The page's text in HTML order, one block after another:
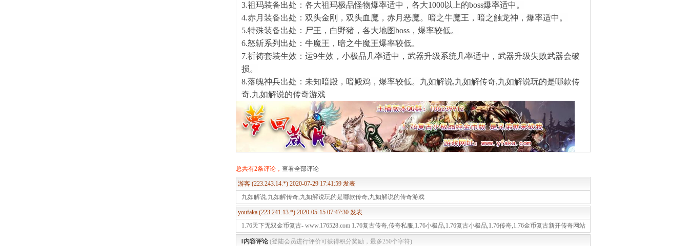
3.祖玛装备出处：各大祖玛极品怪物爆率适中，各大1000以上的boss爆率适中。
4.赤月装备出处：双头金刚，双头血魔，赤月恶魔。暗之牛魔王，暗之触龙神，爆率适中。
5.特殊装备出处：尸王，白野猪，各大地图boss，爆率较低。
6.怒斩系列出处：牛魔王，暗之牛魔王爆率较低。
7.祈祷套装生效：运9生效，小极品几率适中，武器升级系统几率适中，武器升级失败武器会破
损。
8.落魄神兵出处：未知暗殿，暗殿鸡，爆率较低。九如解说,九如解传奇,九如解说玩的是哪款传
奇,九如解说的传奇游戏
总共有2条评论， 查看全部评论
游客 (223.243.14.*) 2020-07-29 17:41:59 发表
九如解说,九如解传奇,九如解说玩的是哪款传奇,九如解说的传奇游戏
youfaka (223.241.13.*) 2020-05-15 07:47:30 发表
1.76天下无双金币复古- www.176528.com 1.76复古传奇,传奇私服,1.76小极品,1.76复古小极品,1.76传奇,1.76金币复古新开传奇网站
‖内容评论 (登陆会员进行评价可获得积分奖励，最多250个字符)